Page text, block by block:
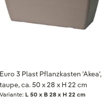
Euro 3 Plast Pflanzkasten 'Akea',
taupe, ca. 50 x 28 x H 22 cm
Variante: L 50 x B 28 x H 22 cm